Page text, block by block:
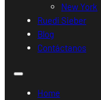
New York
Ruedi Sieber
Blog
Contáctanos
Home